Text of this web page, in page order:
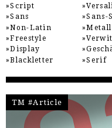
Script
Sans
Non-Latin
Freestyle
Display
Blackletter
Sans-
Metall
Serif
TM #Article